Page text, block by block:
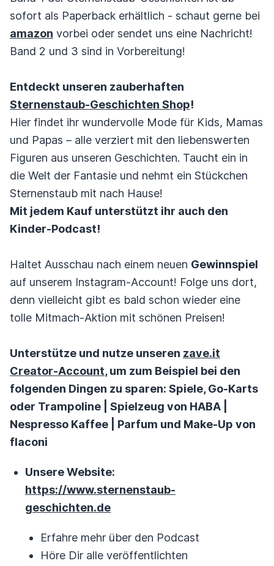
sofort als Paperback erhältlich - schaut gerne bei
amazon vorbei oder sendet uns eine Nachricht!
Band 2 und 3 sind in Vorbereitung!
Entdeckt unseren zauberhaften
Sternenstaub-Geschichten Shop!
Hier findet ihr wundervolle Mode für Kids, Mamas
und Papas – alle verziert mit den liebenswerten
Figuren aus unseren Geschichten. Taucht ein in
die Welt der Fantasie und nehmt ein Stückchen
Sternenstaub mit nach Hause!
Mit jedem Kauf unterstützt ihr auch den
Kinder-Podcast!
Haltet Ausschau nach einem neuen Gewinnspiel
auf unserem Instagram-Account! Folge uns dort,
denn vielleicht gibt es bald schon wieder eine
tolle Mitmach-Aktion mit schönen Preisen!
Unterstütze und nutze unseren zave.it
Creator-Account, um zum Beispiel bei den
folgenden Dingen zu sparen: Spiele, Go-Karts
oder Trampoline | Spielzeug von HABA |
Nespresso Kaffee | Parfum und Make-Up von
flaconi
Unsere Website:
https://www.sternenstaub-
geschichten.de
Erfahre mehr über den Podcast
Höre Dir alle veröffentlichten